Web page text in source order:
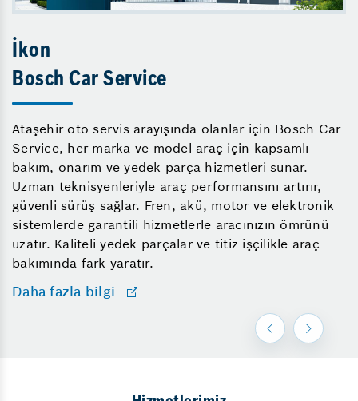
İkon
Bosch Car Service
Ataşehir oto servis arayışında olanlar için Bosch Car
Service, her marka ve model araç için kapsamlı
bakım, onarım ve yedek parça hizmetleri sunar.
Uzman teknisyenleriyle araç performansını artırır,
güvenli sürüş sağlar. Fren, akü, motor ve elektronik
sistemlerde garantili hizmetlerle aracınızın ömrünü
uzatır. Kaliteli yedek parçalar ve titiz işçilikle araç
bakımında fark yaratır.
Daha fazla bilgi